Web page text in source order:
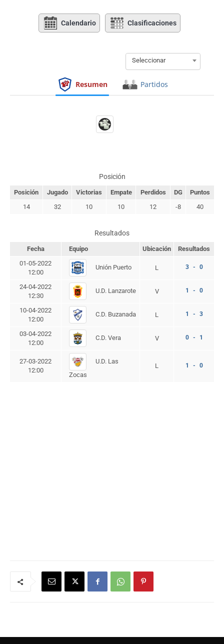
Calendario Clasificaciones
Seleccionar
Resumen Partidos
Posición
Posición Jugado Victorias Empate Perdidos DG
Puntos
14
32 10 10 12 -8 40
Resultados
Fecha Equipo Ubicación
Resultados
01-05-2022
12:00
Unión Puerto L 3 - 0
24-04-2022
12:30
U.D. Lanzarote V 1 - 0
10-04-2022
12:00
C.D. Buzanada L 1 - 3
03-04-2022
12:00
C.D. Vera V 0 - 1
27-03-2022
12:00
U.D. Las
Zocas
L 1 - 0